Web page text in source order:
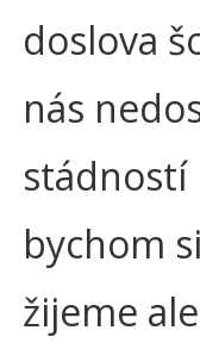
doslova
nás
stádností
bychom
žijeme